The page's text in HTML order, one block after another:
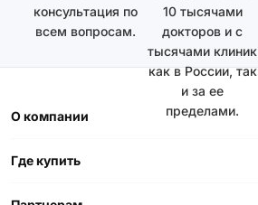
консультация по
всем вопросам.
10 тысячами
докторов и с
тысячами клиник
как в России, так
и за ее
пределами.
О компании
Где купить